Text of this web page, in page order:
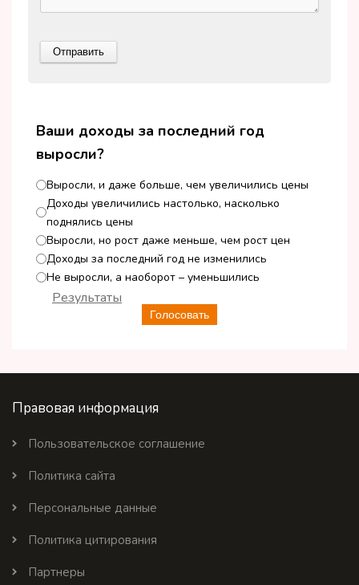
Ваши доходы за последний год
выросли?
Выросли, и даже больше, чем увеличились цены
Доходы увеличились настолько, насколько
поднялись цены
Выросли, но рост даже меньше, чем рост цен
Доходы за последний год не изменились
Не выросли, а наоборот – уменьшились
Голосовать
Результаты
Правовая информация
Пользовательское соглашение
Политика сайта
Персональные данные
Политика цитирования
Партнеры